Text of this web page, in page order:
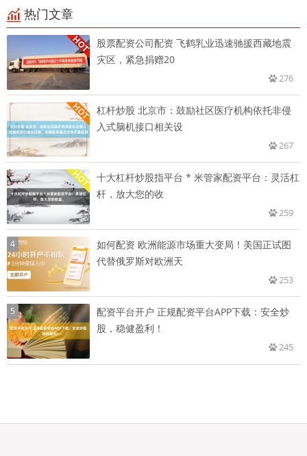
热门文章
股票配资公司配资 飞鹤乳业迅速驰援西藏地震
灾区，紧急捐赠20
276
杠杆炒股 北京市：鼓励社区医疗机构依托非侵
入式脑机接口相关设
267
十大杠杆炒股指平台 * 米管家配资平台：灵活杠
杆，放大您的收
259
4
如何配资 欧洲能源市场重大变局！美国正试图
代替俄罗斯对欧洲天
253
5
配资平台开户 正规配资平台APP下载：安全炒
股，稳健盈利！
245